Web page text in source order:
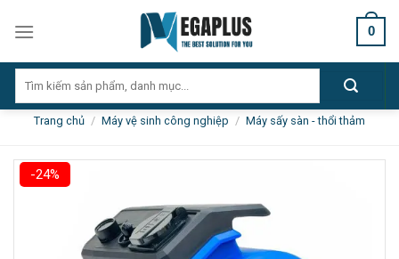
0
kiếm:
Trang chủ / Máy vệ sinh công nghiệp / Máy sấy sàn - thổi thảm
-24%